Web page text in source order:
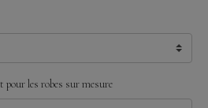
pour les robes sur mesure